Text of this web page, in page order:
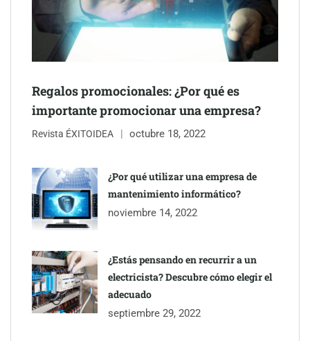
Regalos promocionales: ¿Por qué es
importante promocionar una empresa?
Revista ÉXITOIDEA octubre 18, 2022
¿Por qué utilizar una empresa de
mantenimiento informático?
noviembre 14, 2022
¿Estás pensando en recurrir a un
electricista? Descubre cómo elegir el
adecuado
septiembre 29, 2022